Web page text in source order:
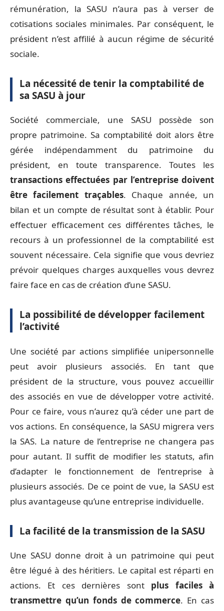
rémunération, la SASU n’aura pas à verser de
cotisations sociales minimales. Par conséquent, le
président n’est affilié à aucun régime de sécurité
sociale.
La nécessité de tenir la comptabilité de
sa SASU à jour
Société commerciale, une SASU possède son
propre patrimoine. Sa comptabilité doit alors être
gérée indépendamment du patrimoine du
président, en toute transparence. Toutes les
transactions effectuées par l’entreprise doivent
être facilement traçables. Chaque année, un
bilan et un compte de résultat sont à établir. Pour
effectuer efficacement ces différentes tâches, le
recours à un professionnel de la comptabilité est
souvent nécessaire. Cela signifie que vous devriez
prévoir quelques charges auxquelles vous devrez
faire face en cas de création d’une SASU.
La possibilité de développer facilement
l’activité
Une société par actions simplifiée unipersonnelle
peut avoir plusieurs associés. En tant que
président de la structure, vous pouvez accueillir
des associés en vue de développer votre activité.
Pour ce faire, vous n’aurez qu’à céder une part de
vos actions. En conséquence, la SASU migrera vers
la SAS. La nature de l’entreprise ne changera pas
pour autant. Il suffit de modifier les statuts, afin
d’adapter le fonctionnement de l’entreprise à
plusieurs associés. De ce point de vue, la SASU est
plus avantageuse qu’une entreprise individuelle.
La facilité de la transmission de la SASU
Une SASU donne droit à un patrimoine qui peut
être légué à des héritiers. Le capital est réparti en
actions. Et ces dernières sont plus faciles à
transmettre qu’un fonds de commerce. En cas